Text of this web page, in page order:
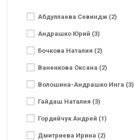
Абдуллаева Севиндж (2)
Андрашко Юрий (3)
Бочкова Наталия (2)
Ваненкова Оксана (2)
Волошина-Андрашко Инга (3)
Гайдаш Наталия (3)
Гордийчук Андрей (1)
Дмитриева Ирина (2)